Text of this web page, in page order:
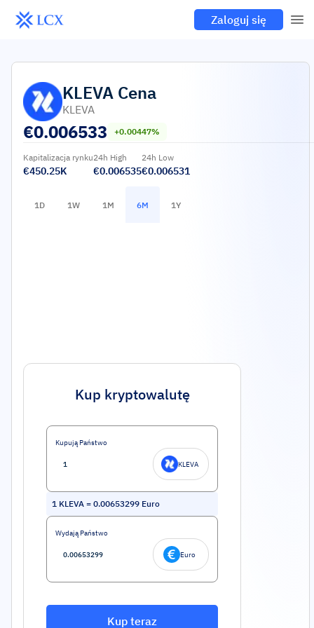
Zaloguj się
KLEVA Cena
KLEVA
€0.006533 +0.00447%
Kapitalizacja rynku
€450.25K
24h High
€0.006535
24h Low
€0.006531
1D 1W 1M 6M 1Y
Kup kryptowalutę
Kupują Państwo
KLEVA
1 KLEVA = 0.00653299 Euro
Wydają Państwo
Euro
Kup teraz